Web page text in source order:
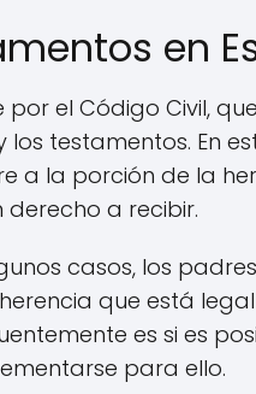
en
el Código Civil,
testamentos. En
a la porción de la
derecho a recibir.
casos, los
que está
es si es
para ello.